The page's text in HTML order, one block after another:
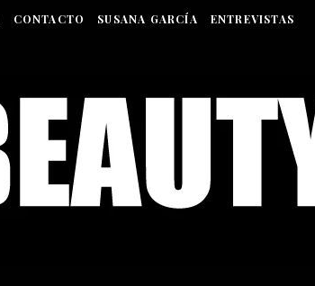
CONTACTO SUSANA GARCÍA ENTREVISTAS